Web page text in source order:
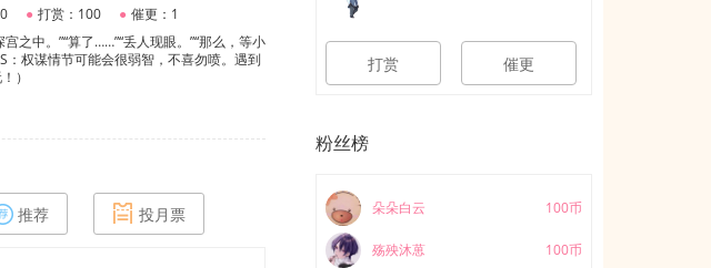
● 打赏：100 ● 催更：1
之中。”“算了……”“丢人现眼。”“那么，等小
：权谋情节可能会很弱智，不喜勿喷。遇到
）
推荐 投月票
打赏 催更
粉丝榜
朵朵白云 100币
殇殃沐葸 100币